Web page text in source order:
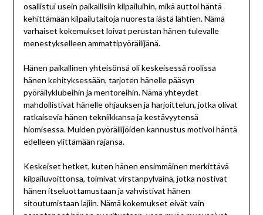
osallistui usein paikallisiin kilpailuihin, mikä auttoi häntä
kehittämään kilpailutaitoja nuoresta iästä lähtien. Nämä
varhaiset kokemukset loivat perustan hänen tulevalle
menestykselleen ammattipyöräilijänä.
Hänen paikallinen yhteisönsä oli keskeisessä roolissa
hänen kehityksessään, tarjoten hänelle pääsyn
pyöräilyklubeihin ja mentoreihin. Nämä yhteydet
mahdollistivat hänelle ohjauksen ja harjoittelun, jotka olivat
ratkaisevia hänen tekniikkansa ja kestävyytensä
hiomisessa. Muiden pyöräilijöiden kannustus motivoi häntä
edelleen ylittämään rajansa.
Keskeiset hetket, kuten hänen ensimmäinen merkittävä
kilpailuvoittonsa, toimivat virstanpylväinä, jotka nostivat
hänen itseluottamustaan ja vahvistivat hänen
sitoutumistaan lajiin. Nämä kokemukset eivät vain